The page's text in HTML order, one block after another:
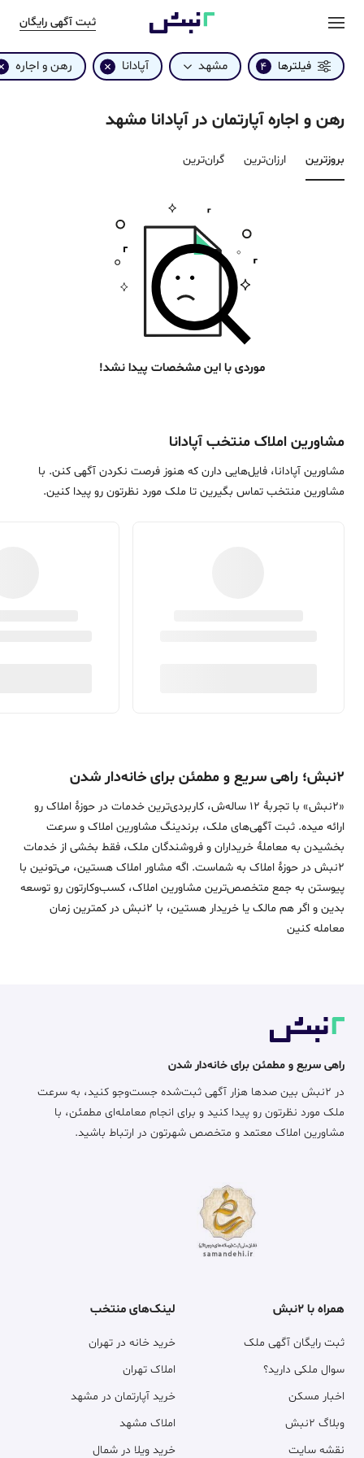
ثبت آگهی رایگان
فیلترها 4 مشهد آپادانا رهن و اجاره
رهن و اجاره آپارتمان در آپادانا مشهد
بروزترین‌ ارزان‌ترین گران‌ترین
موردی با این مشخصات پیدا نشد!
مشاورین املاک منتخب آپادانا
مشاورین آپادانا، فایل‌هایی دارن که هنوز فرصت نکردن آگهی کنن. با
مشاورین منتخب تماس بگیرین تا ملک مورد نظرتون رو پیدا کنین.
۲نبش؛ راهی سریع و مطمئن برای خانه‌دار شدن
«2نبش» با تجربۀ 12 ساله‌ش، کاربردی‌ترین خدمات در حوزۀ املاک رو
ارائه میده. ثبت آگهی‌های ملک، برندینگ مشاورین املاک و سرعت
بخشیدن به معاملۀ خریداران و فروشندگان ملک، فقط بخشی از خدمات
2نبش در حوزۀ املاک به شماست. اگه مشاور املاک هستین، می‌تونین با
پیوستن به جمع متخصص‌ترین مشاورین املاک، کسب‌وکارتون رو توسعه
بدین و اگر هم مالک یا خریدار هستین، با 2نبش در کمترین زمان
معامله‌ کنین
راهی سریع و مطمئن برای خانه‌دار شدن
در ۲نبش بین صدها هزار آگهی ثبت‌شده جست‌وجو کنید، به سرعت
ملک مورد نظرتون رو پیدا کنید و برای انجام معامله‌ای مطمئن، با
مشاورین املاک معتمد و متخصص شهرتون در ارتباط باشید.
همراه با ۲نبش
ثبت رایگان آگهی ملک
سوال ملکی دارید؟
اخبار مسکن
وبلاگ ۲نبش
نقشه سایت
لینک‌های منتخب
خرید خانه در تهران
املاک تهران
خرید آپارتمان در مشهد
املاک مشهد
خرید ویلا در شمال